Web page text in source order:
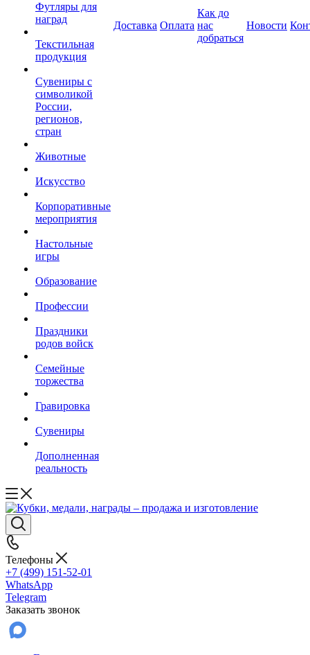
Футляры для
наград
Текстильная
продукция
Сувениры с
символикой
России,
регионов,
стран
Животные
Искусство
Корпоративные
мероприятия
Настольные
игры
Образование
Профессии
Праздники
родов войск
Семейные
торжества
Гравировка
Сувениры
Дополненная
реальность
Доставка Оплата
Как до
нас
добраться
Новости
Телефоны
+7 (499) 151-52-01
WhatsApp
Telegram
Заказать звонок